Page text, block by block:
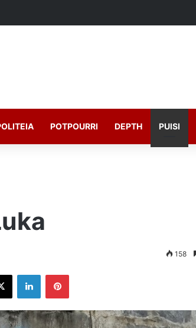
POTPOURRI DEPTH PUISI
158
X LinkedInPinterest